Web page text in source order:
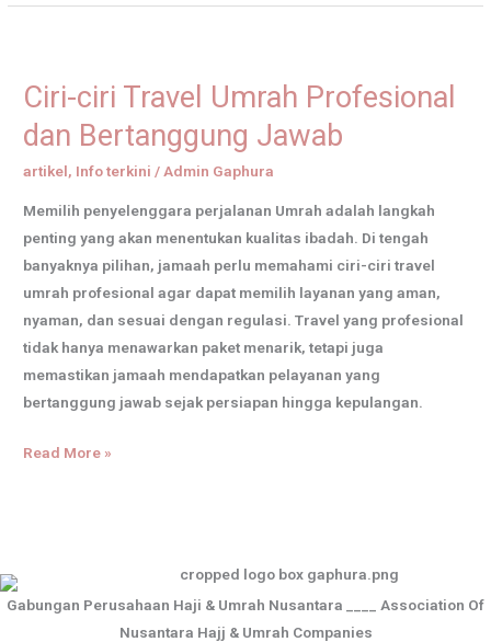
Ciri-ciri Travel Umrah Profesional
dan Bertanggung Jawab
artikel, Info terkini /Admin Gaphura
Memilih penyelenggara perjalanan Umrah adalah langkah
penting yang akan menentukan kualitas ibadah. Di tengah
banyaknya pilihan, jamaah perlu memahami ciri-ciri travel
umrah profesional agar dapat memilih layanan yang aman,
nyaman, dan sesuai dengan regulasi. Travel yang profesional
tidak hanya menawarkan paket menarik, tetapi juga
memastikan jamaah mendapatkan pelayanan yang
bertanggung jawab sejak persiapan hingga kepulangan.
Travel
Umrah
Profesional
dan
Bertanggung
Jawab
Read More »
Gabungan Perusahaan Haji & Umrah Nusantara ____ Association Of
Nusantara Hajj & Umrah Companies